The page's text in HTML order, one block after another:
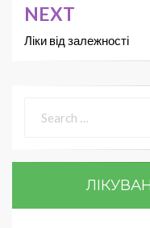
NEXT
Ліки від залежності